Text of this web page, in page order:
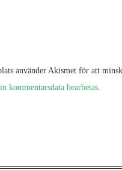
använder Akismet för att
kommentarsdata bearbetas